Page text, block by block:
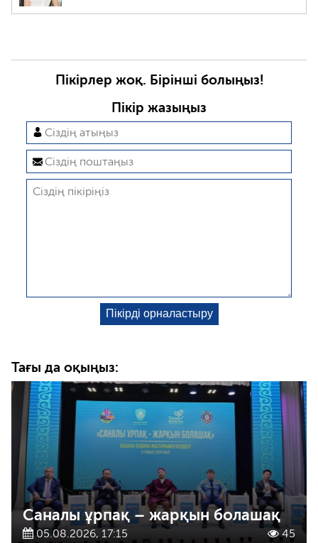
Пікірлер жоқ. Бірінші болыңыз!
Пікір жазыңыз
Тағы да оқыңыз:
Саналы ұрпақ – жарқын болашақ
05.08.2026, 17:15 45